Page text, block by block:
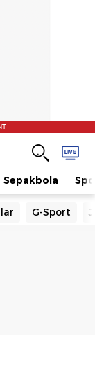
Sepakbola
G-Sport